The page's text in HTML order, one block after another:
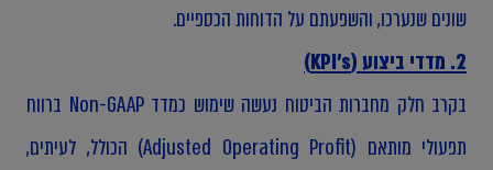
שונים שנערכו, והשפעתם על הדוחות הכספיים.
2. מדדי ביצוע (KPI's)
בקרב חלק מחברות הביטוח נעשה שימוש כמדד Non-GAAP ברווח
תפעולי מותאם (Adjusted Operating Profit) הכולל, לעיתים,